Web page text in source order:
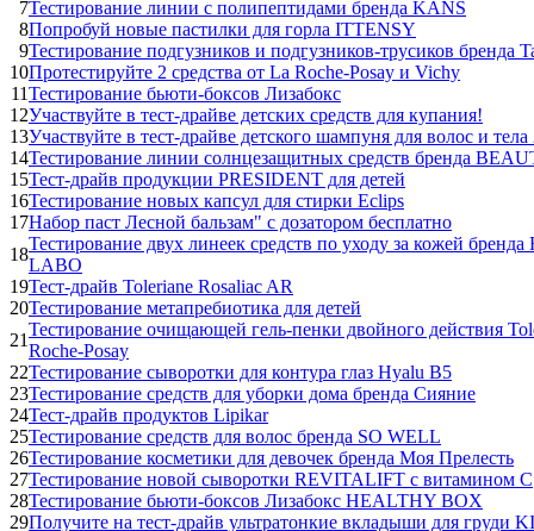
7Тестирование линии с полипептидами бренда KANS
8Попробуй новые пастилки для горла ITTENSY
9Тестирование подгузников и подгузников-трусиков бренда
10Протестируйте 2 средства от La Roche-Posay и Vichy
11Тестирование бьюти-боксов Лизабокс
12Участвуйте в тест-драйве детских средств для купания!
13Участвуйте в тест-драйве детского шампуня для волос и тела
14Тестирование линии солнцезащитных средств бренда
15Тест-драйв продукции PRESIDENT для детей
16Тестирование новых капсул для стирки Eclips
17Набор паст Лесной бальзам" с дозатором бесплатно
18
Тестирование двух линеек средств по уходу за кожей
LABO
19Тест-драйв Toleriane Rosaliac AR
20Тестирование метапребиотика для детей
21
Тестирование очищающей гель-пенки двойного действия
Roche-Posay
22Тестирование сыворотки для контура глаз Hyalu B5
23Тестирование средств для уборки дома бренда Сияние
24Тест-драйв продуктов Lipikar
25Тестирование средств для волос бренда SO WELL
26Тестирование косметики для девочек бренда Моя Прелесть
27Тестирование новой сыворотки REVITALIFT с витамином С
28Тестирование бьюти-боксов Лизабокс HEALTHY BOX
29Получите на тест-драйв ультратонкие вкладыши для груди